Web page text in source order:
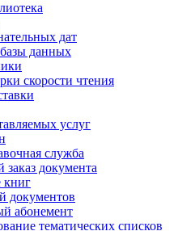
дат
данных
скорости чтения
услуг
служба
документа
книг
документов
абонемент
тематических списков